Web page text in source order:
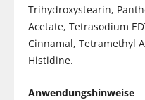
Trihydroxystearin,
Acetate, Tetrasodium
Cinnamal, Tetramethyl
Histidine.
Anwendungshinweise